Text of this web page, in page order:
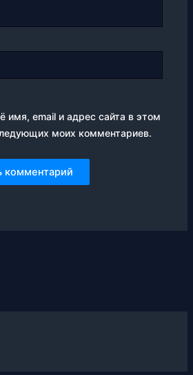
имя, email и адрес сайта в этом
моих комментариев.